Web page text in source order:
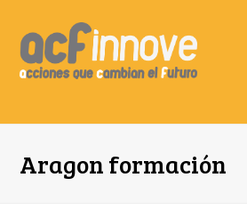
Aragon formación